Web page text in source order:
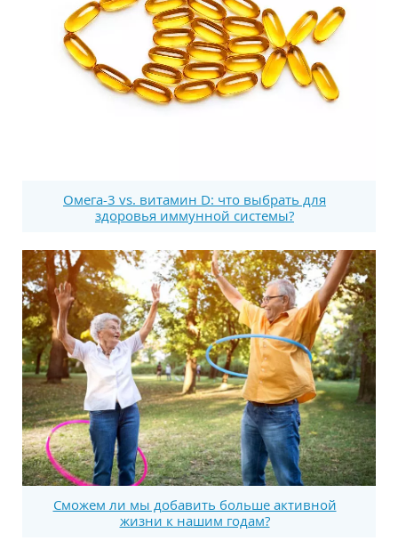
Омега-3 vs. витамин D: что выбрать для
здоровья иммунной системы?
Сможем ли мы добавить больше активной
жизни к нашим годам?